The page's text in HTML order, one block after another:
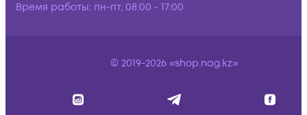
Время работы: пн-пт, 08:00 - 17:00
© 2019-2026 «shop.nag.kz»